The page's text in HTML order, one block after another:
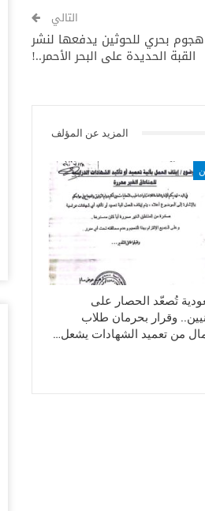
التالي
بحري للحوثين يدفعها لنشر
القبة الحديدة على البحر الأحمر..!
المزيد عن المؤلف
تُصعّد الحصار على
وقرار بحرمان طلاب
من تعميد الشهادات يشعل…
وبيع